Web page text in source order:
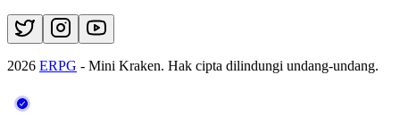
2026 ERPG - Mini Kraken. Hak cipta dilindungi undang-undang.